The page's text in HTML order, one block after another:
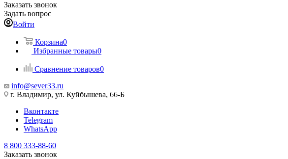
Заказать звонок
Задать вопрос
Войти
Корзина0
Избранные товары0
Сравнение товаров0
info@sever33.ru
г. Владимир, ул. Куйбышева, 66-Б
Вконтакте
Telegram
WhatsApp
8 800 333-88-60
Заказать звонок